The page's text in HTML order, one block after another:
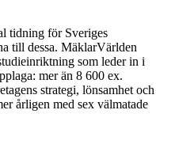
tidning för Sveriges
till dessa. MäklarVärlden
som leder in i
mer än 8 600 ex.
strategi, lönsamhet och
årligen med sex välmatade